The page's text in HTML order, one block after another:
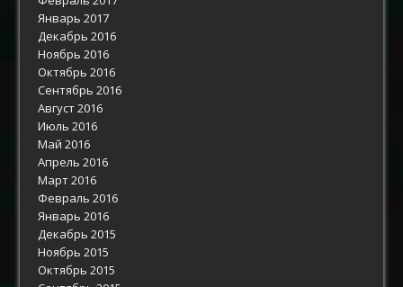
Январь 2017
Декабрь 2016
Ноябрь 2016
Октябрь 2016
Сентябрь 2016
Август 2016
Июль 2016
Май 2016
Апрель 2016
Март 2016
Февраль 2016
Январь 2016
Декабрь 2015
Ноябрь 2015
Октябрь 2015